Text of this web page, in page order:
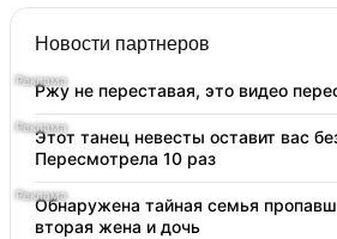
Новости партнеров
Ржу не переставая, это видео
Этот танец невесты оставит вас
Пересмотрела 10 раз
Обнаружена тайная семья
вторая жена и дочь